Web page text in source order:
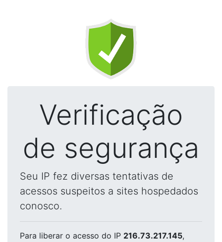
Verificação
de segurança
Seu IP fez diversas tentativas de
acessos suspeitos a sites hospedados
conosco.
Para liberar o acesso do IP 216.73.217.145,